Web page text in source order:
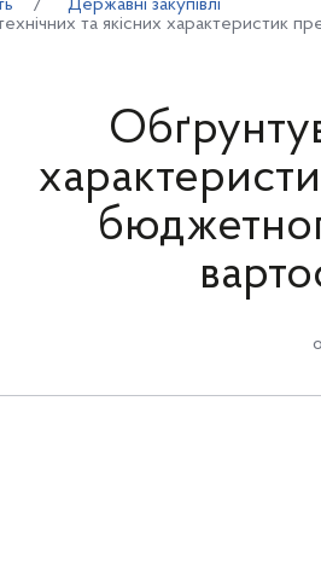
Державні закупівлі
та якісних характеристик